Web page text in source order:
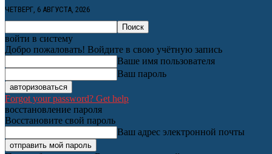
ЧЕТВЕРГ, 6 АВГУСТА, 2026
войти в систему
Добро пожаловать! Войдите в свою учётную запись
Ваше имя пользователя
Ваш пароль
Forgot your password? Get help
восстановление пароля
Восстановите свой пароль
Ваш адрес электронной почты